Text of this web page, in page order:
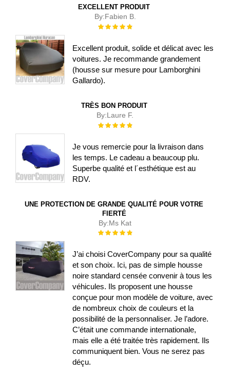
EXCELLENT PRODUIT
By:Fabien B.
Évaluation :
Excellent produit, solide et délicat avec les
voitures. Je recommande grandement
(housse sur mesure pour Lamborghini
Gallardo).
TRÈS BON PRODUIT
By:Laure F.
Évaluation :
Je vous remercie pour la livraison dans
les temps. Le cadeau a beaucoup plu.
Superbe qualité et l´esthétique est au
RDV.
UNE PROTECTION DE GRANDE QUALITÉ POUR VOTRE
FIERTÉ
By:Ms Kat
Évaluation :
J’ai choisi CoverCompany pour sa qualité
et son choix. Ici, pas de simple housse
noire standard censée convenir à tous les
véhicules. Ils proposent une housse
conçue pour mon modèle de voiture, avec
de nombreux choix de couleurs et la
possibilité de la personnaliser. Je l’adore.
C’était une commande internationale,
mais elle a été traitée très rapidement. Ils
communiquent bien. Vous ne serez pas
déçu.